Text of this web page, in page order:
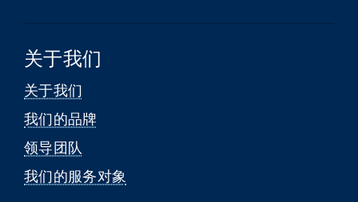
关于我们
关于我们
我们的品牌
领导团队
我们的服务对象